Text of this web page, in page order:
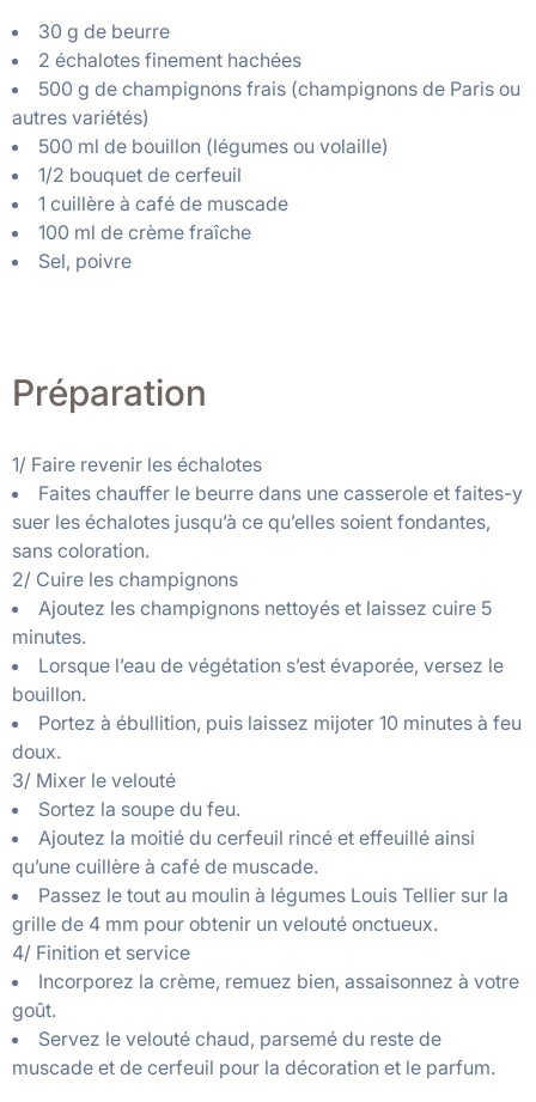
30 g de beurre
2 échalotes finement hachées
500 g de champignons frais (champignons de Paris ou
autres variétés)
500 ml de bouillon (légumes ou volaille)
1/2 bouquet de cerfeuil
1 cuillère à café de muscade
100 ml de crème fraîche
Sel, poivre
Préparation
1/ Faire revenir les échalotes
Faites chauffer le beurre dans une casserole et faites-y
suer les échalotes jusqu’à ce qu’elles soient fondantes,
sans coloration.
2/ Cuire les champignons
Ajoutez les champignons nettoyés et laissez cuire 5
minutes.
Lorsque l’eau de végétation s’est évaporée, versez le
bouillon.
Portez à ébullition, puis laissez mijoter 10 minutes à feu
doux.
3/ Mixer le velouté
Sortez la soupe du feu.
Ajoutez la moitié du cerfeuil rincé et effeuillé ainsi
qu’une cuillère à café de muscade.
Passez le tout au moulin à légumes Louis Tellier sur la
grille de 4 mm pour obtenir un velouté onctueux.
4/ Finition et service
Incorporez la crème, remuez bien, assaisonnez à votre
goût.
Servez le velouté chaud, parsemé du reste de
muscade et de cerfeuil pour la décoration et le parfum.